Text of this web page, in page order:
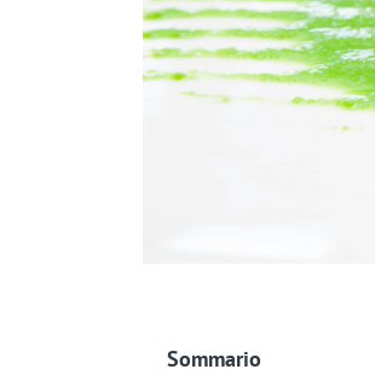
Sommario